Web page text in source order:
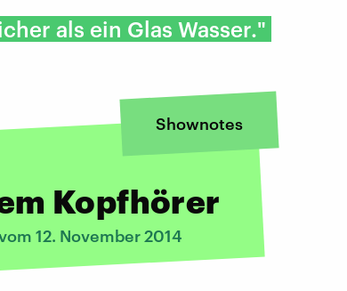
als ein Glas Wasser."
Shownotes
Kopfhörer
12. November 2014